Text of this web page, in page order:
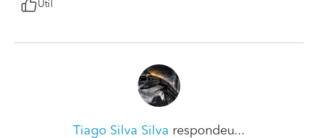
Útil
Tiago Silva Silva respondeu...